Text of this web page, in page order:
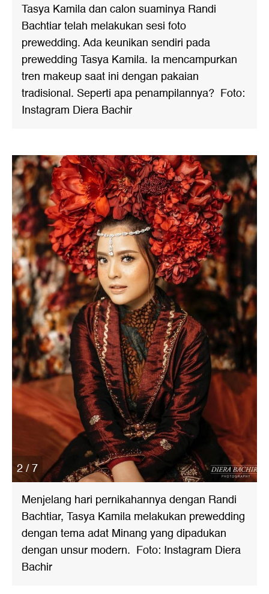
Tasya Kamila dan calon suaminya Randi
Bachtiar telah melakukan sesi foto
prewedding. Ada keunikan sendiri pada
prewedding Tasya Kamila. Ia mencampurkan
tren makeup saat ini dengan pakaian
tradisional. Seperti apa penampilannya? Foto:
Instagram Diera Bachir
2 / 7
Menjelang hari pernikahannya dengan Randi
Bachtiar, Tasya Kamila melakukan prewedding
dengan tema adat Minang yang dipadukan
dengan unsur modern. Foto: Instagram Diera
Bachir